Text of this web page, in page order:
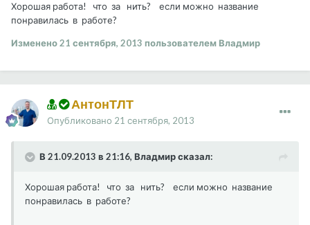
Хорошая работа! что за нить? если можно название
понравилась в работе?
Изменено21 сентября, 2013 пользователем Владмир
АнтонТЛТ
Опубликовано 21 сентября, 2013
В 21.09.2013 в 21:16, Владмир сказал:
Хорошая работа! что за нить? если можно название
понравилась в работе?